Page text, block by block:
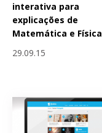
interativa para
explicações de
Matemática e Física
29.09.15